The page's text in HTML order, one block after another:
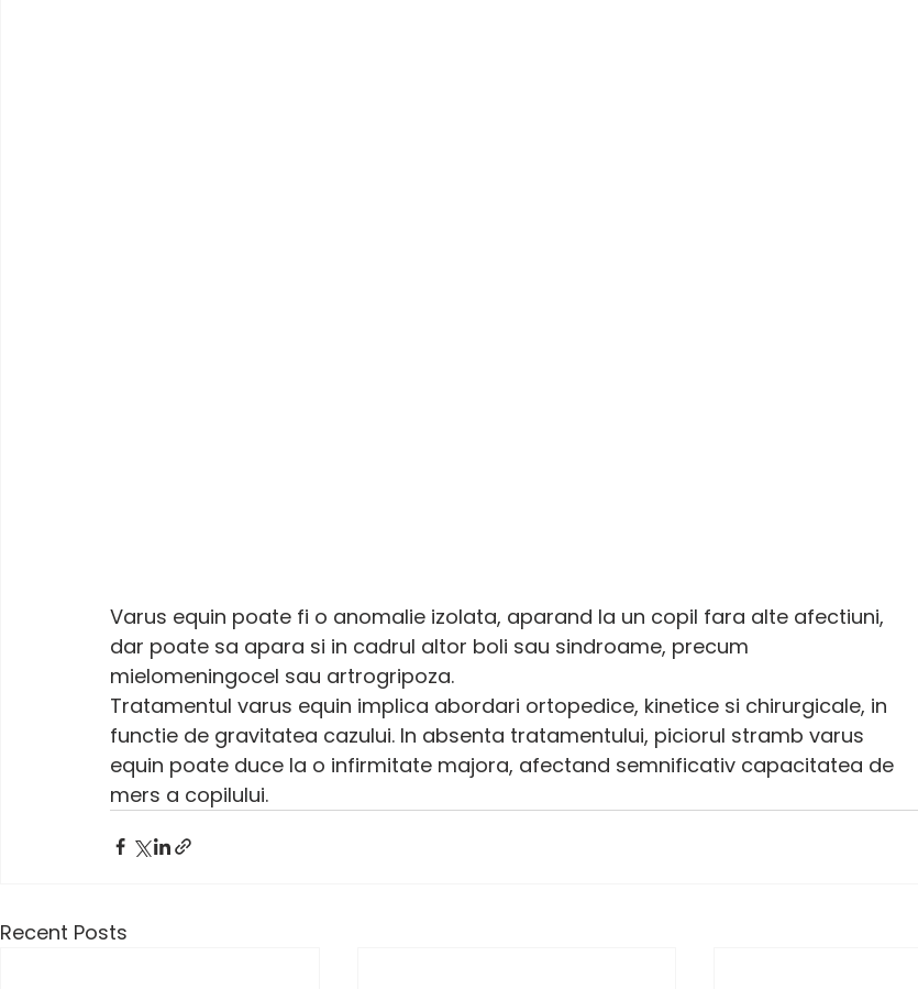
Varus equin poate fi o anomalie izolata, aparand la un copil fara alte afectiuni,
dar poate sa apara si in cadrul altor boli sau sindroame, precum
mielomeningocel sau artrogripoza.
Tratamentul varus equin implica abordari ortopedice, kinetice si chirurgicale, in
functie de gravitatea cazului. In absenta tratamentului, piciorul stramb varus
equin poate duce la o infirmitate majora, afectand semnificativ capacitatea de
mers a copilului.
Recent Posts